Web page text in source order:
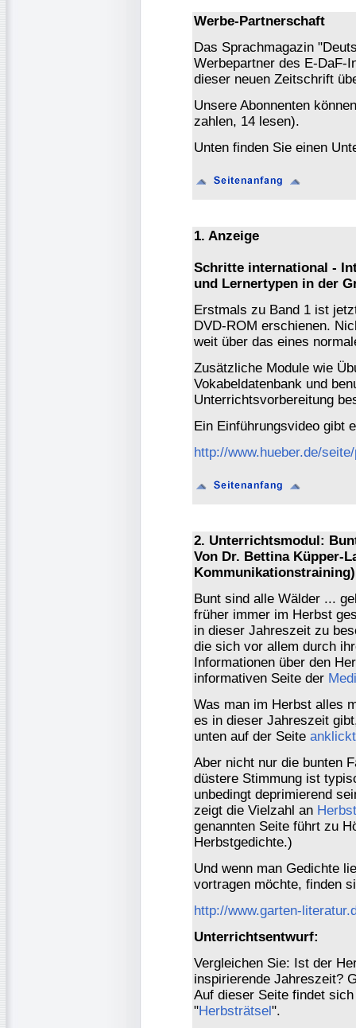
Werbe-Partnerschaft
Das Sprachmagazin
Werbepartner des E-DaF-
dieser neuen Zeitschrift
Unsere Abonnenten
zahlen, 14 lesen).
Unten finden Sie einen
1. Anzeige
Schritte international -
und Lernertypen in der
Erstmals zu Band 1 ist
DVD-ROM erschienen.
weit über das eines
Zusätzliche Module wie
Vokabeldatenbank und
Unterrichtsvorbereitung
Ein Einführungsvideo gibt
http://www.hueber.de/
2. Unterrichtsmodul:
Von Dr. Bettina Küpper-
Kommunikationstraining)
Bunt sind alle Wälder ...
früher immer im Herbst
in dieser Jahreszeit zu
die sich vor allem durch
Informationen über den
informativen Seite der
Was man im Herbst alles
es in dieser Jahreszeit
unten auf der Seite anklickt
Aber nicht nur die bunten
düstere Stimmung ist
unbedingt deprimierend
zeigt die Vielzahl an
genannten Seite führt zu
Herbstgedichte.)
Und wenn man Gedichte
vortragen möchte, finden
http://www.garten-
Unterrichtsentwurf:
Vergleichen Sie: Ist der
inspirierende Jahreszeit?
Auf dieser Seite findet
"Herbsträtsel".